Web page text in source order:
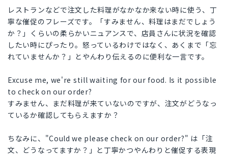
レストランなどで注文した料理がなかなか来ない時に使う、丁
寧な催促のフレーズです。「すみません、料理はまだでしょう
か？」くらいの柔らかいニュアンスで、店員さんに状況を確認
したい時にぴったり。怒っているわけではなく、あくまで「忘
れていませんか？」とやんわり伝えるのに便利な一言です。
Excuse me, we're still waiting for our food. Is it possible
to check on our order?
すみません、まだ料理が来ていないのですが、注文がどうなっ
ているか確認してもらえますか？
ちなみに、"Could we please check on our order?" は「注
文、どうなってますか？」と丁寧かつやんわりと催促する表現